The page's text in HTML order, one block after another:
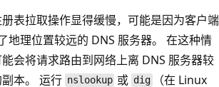
表拉取操作显得缓慢，可能是因为客户端
地理位置较远的 DNS 服务器。 在这种情
会将请求路由到网络上离 DNS 服务器较
本。 运行 nslookup 或 dig（在 Linux